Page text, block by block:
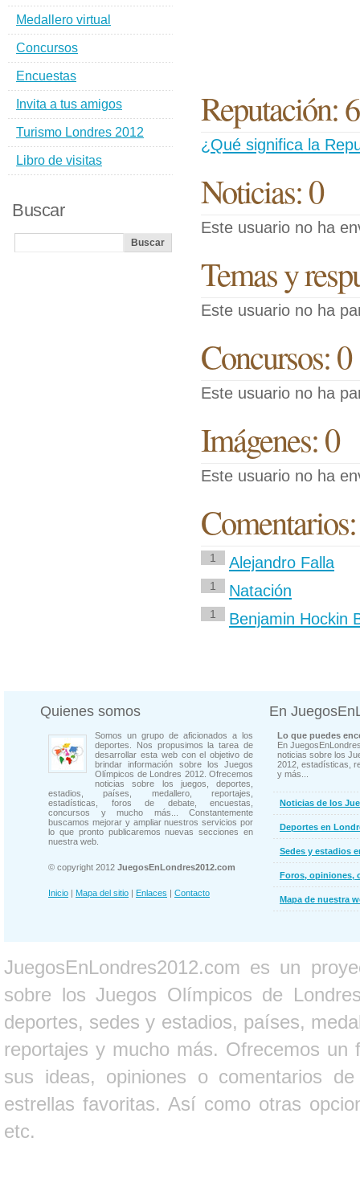
Reputación: 6
¿Qué significa la
Noticias: 0
Este usuario no ha
Temas y
Este usuario no ha
Concursos: 0
Este usuario no ha
Imágenes: 0
Este usuario no ha
1 Alejandro Falla
1 Natación
1 Benjamin Hockin
Medallero virtual
Concursos
Encuestas
Invita a tus amigos
Turismo Londres 2012
Libro de visitas
Buscar
Quienes somos
Somos un grupo de aficionados a los
deportes. Nos propusimos la tarea de
desarrollar esta web con el objetivo de
brindar información sobre los Juegos
Olímpicos de Londres 2012. Ofrecemos
noticias sobre los juegos, deportes,
estadios, países, medallero, reportajes,
estadísticas, foros de debate, encuestas,
concursos y mucho más... Constantemente
buscamos mejorar y ampliar nuestros servicios por
lo que pronto publicaremos nuevas secciones en
nuestra web.
© copyright 2012 JuegosEnLondres2012.com
Inicio | Mapa del sitio | Enlaces | Contacto
En
Lo que puedes
En
noticias sobre los
2012, estadísticas,
y más...
Noticias de los
Deportes en
Sedes y estadios
Foros, opiniones,
Mapa de nuestra
JuegosEnLondres2012.com es un
sobre los Juegos Olímpicos de
deportes, sedes y estadios, países,
reportajes y mucho más. Ofrecemos un
sus ideas, opiniones o comentarios
estrellas favoritas. Así como otras
etc.